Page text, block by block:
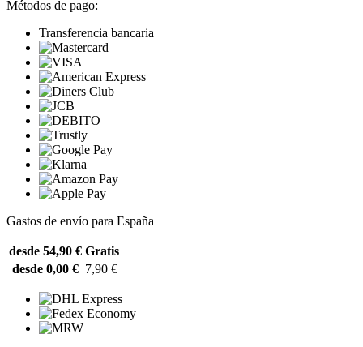
Métodos de pago:
Transferencia bancaria
Gastos de envío para España
desde 54,90 € Gratis
desde 0,00 € 7,90 €